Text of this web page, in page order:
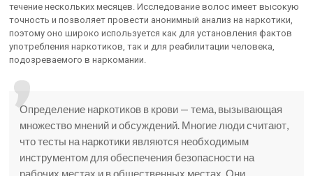
течение нескольких месяцев. Исследование волос имеет высокую
точность и позволяет провести анонимный анализ на наркотики,
поэтому оно широко используется как для установления фактов
употребления наркотиков, так и для реабилитации человека,
подозреваемого в наркомании.
Определение наркотиков в крови — тема, вызывающая
множество мнений и обсуждений. Многие люди считают,
что тесты на наркотики являются необходимым
инструментом для обеспечения безопасности на
рабочих местах и в общественных местах. Они